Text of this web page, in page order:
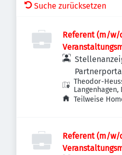
Suche zurücksetzen
Referent (m/w/
Theodor-
Langenhagen,
Teilweise
Referent (m/w/